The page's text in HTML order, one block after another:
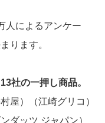
人によるアンケー
ります。
社の一押し商品。
屋）（江崎グリコ）
ダッツ ジャパン）